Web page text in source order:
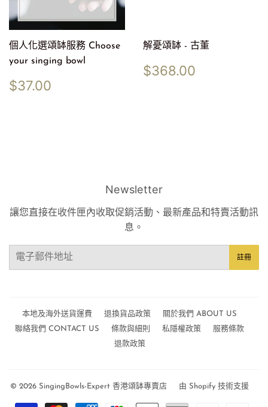
個人化選頌缽服務 Choose
your singing bowl
定
價
$37.00
解憂頌缽 - 古董
定
價
$368.00
Newsletter
讓您直接在收件匣內收取促銷活動、最新產品和特賣活動訊
息。
電
註冊
本地及海外送貨運費 退換貨品政策
關於我們 ABOUT US
聯絡我們 CONTACT US
條款與細則 私隱權政策
服務條款
退款政策
© 2026 SingingBowls-Expert 香港頌缽專賣店 由 Shopify 技術支援